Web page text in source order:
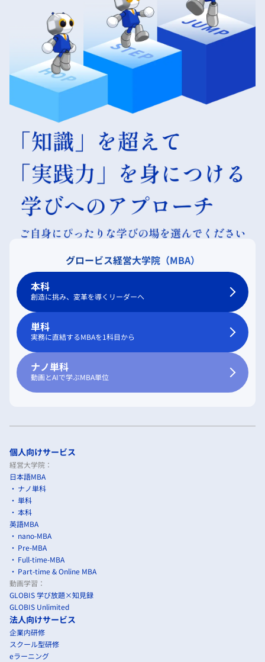
グロービス経営大学院（MBA）
本科
創造に挑み、変革を導くリーダーへ
単科
実務に直結するMBAを1科目から
ナノ単科
動画とAIで学ぶMBA単位
個人向けサービス
経営大学院：
日本語MBA
ナノ単科
単科
本科
英語MBA
nano-MBA
Pre-MBA
Full-time-MBA
Part-time & Online MBA
動画学習：
GLOBIS 学び放題×知見録
GLOBIS Unlimited
法人向けサービス
企業内研修
スクール型研修
eラーニング